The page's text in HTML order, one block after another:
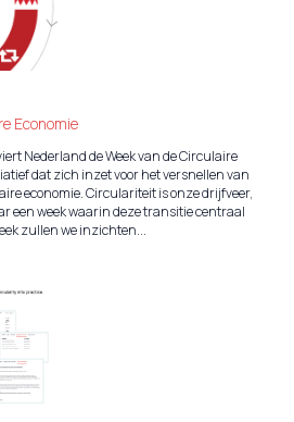
Economie
Nederland de Week van de Circulaire
dat zich inzet voor het versnellen van
economie. Circulariteit is onze drijfveer,
een week waarin deze transitie centraal
zullen we inzichten...